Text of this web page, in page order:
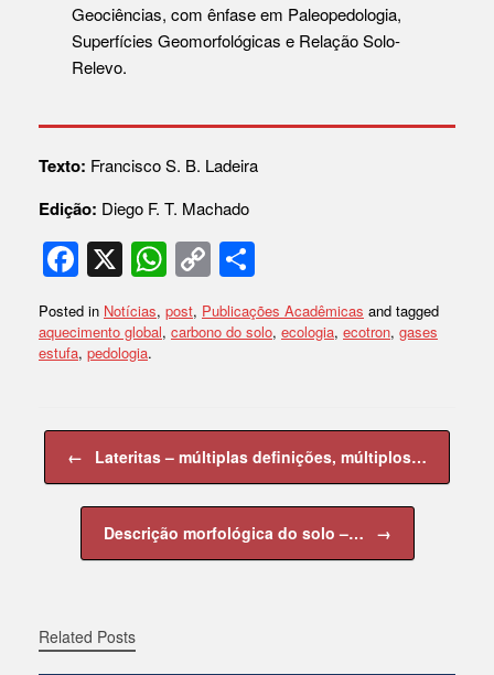
Geociências, com ênfase em Paleopedologia,
Superfícies Geomorfológicas e Relação Solo-
Relevo.
Texto: Francisco S. B. Ladeira
Edição: Diego F. T. Machado
F
a
c
e
o
o
k
X W
h
at
p
p
C
o
p
n
k
h
ar
Posted in Notícias, post, Publicações Acadêmicas and tagged
aquecimento global, carbono do solo, ecologia, ecotron, gases
estufa, pedologia.
Post navigation
← Lateritas – múltiplas definições, múltiplos…
Descrição morfológica do solo –… →
Related Posts